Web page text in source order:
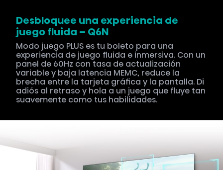
Desbloquee una experiencia de
juego fluida – Q6N
Modo juego PLUS es tu boleto para una
experiencia de juego fluida e inmersiva. Con un
panel de 60Hz con tasa de actualización
variable y baja latencia MEMC, reduce la
brecha entre la tarjeta gráfica y la pantalla. Di
adiós al retraso y hola a un juego que fluye tan
suavemente como tus habilidades.